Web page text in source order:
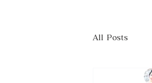
All Posts